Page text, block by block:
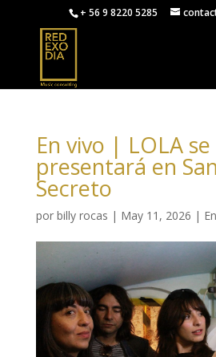
+ 56 9 8220 5285
En vivo | LOLA se
presentará en
Secreto
por billy rocas | May 11, 2026 |